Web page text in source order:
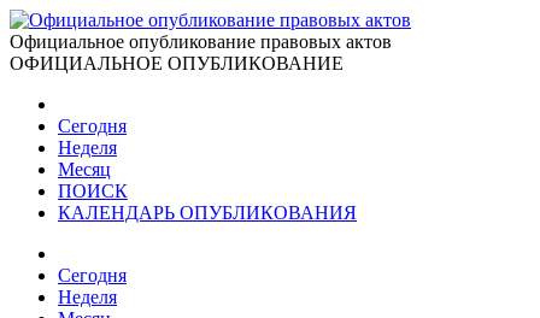
Официальное опубликование правовых актов
ОФИЦИАЛЬНОЕ ОПУБЛИКОВАНИЕ
Сегодня
Неделя
Месяц
ПОИСК
КАЛЕНДАРЬ ОПУБЛИКОВАНИЯ
Сегодня
Неделя